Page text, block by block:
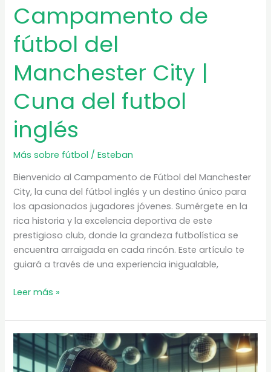
Campamento de
fútbol del
Manchester City |
Cuna del futbol
inglés
Más sobre fútbol /Esteban
Bienvenido al Campamento de Fútbol del Manchester
City, la cuna del fútbol inglés y un destino único para
los apasionados jugadores jóvenes. Sumérgete en la
rica historia y la excelencia deportiva de este
prestigioso club, donde la grandeza futbolística se
encuentra arraigada en cada rincón. Este artículo te
guiará a través de una experiencia inigualable,
Campamento
fútbol
del
Manchester
City
Leer más »